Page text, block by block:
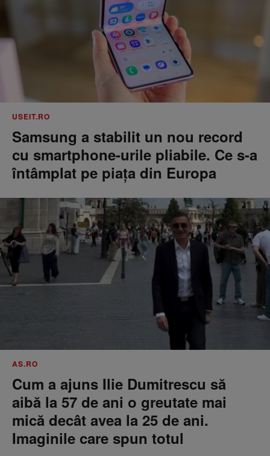
USEIT.RO
Samsung a stabilit un nou record
cu smartphone-urile pliabile. Ce s-a
întâmplat pe piața din Europa
AS.RO
Cum a ajuns Ilie Dumitrescu să
aibă la 57 de ani o greutate mai
mică decât avea la 25 de ani.
Imaginile care spun totul